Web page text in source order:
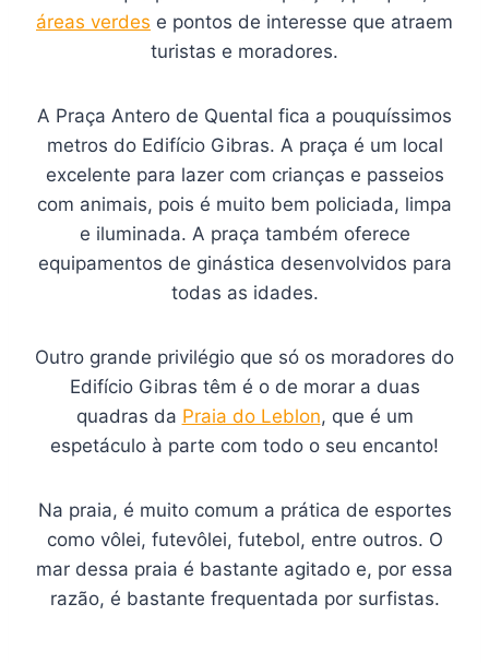
áreas verdes e pontos de interesse que atraem
turistas e moradores.
A Praça Antero de Quental fica a pouquíssimos
metros do Edifício Gibras. A praça é um local
excelente para lazer com crianças e passeios
com animais, pois é muito bem policiada, limpa
e iluminada. A praça também oferece
equipamentos de ginástica desenvolvidos para
todas as idades.
Outro grande privilégio que só os moradores do
Edifício Gibras têm é o de morar a duas
quadras da Praia do Leblon, que é um
espetáculo à parte com todo o seu encanto!
Na praia, é muito comum a prática de esportes
como vôlei, futevôlei, futebol, entre outros. O
mar dessa praia é bastante agitado e, por essa
razão, é bastante frequentada por surfistas.